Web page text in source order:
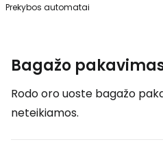
Prekybos automatai
Bagažo
Rodo oro uoste bagažo
neteikiamos.